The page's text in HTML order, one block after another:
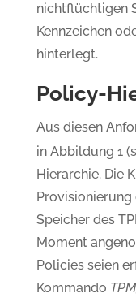
nichtflüchtigen
Kennzeichen
hinterlegt.
Policy-
Aus diesen
in Abbildung 1
Hierarchie. Die
Speicher des
Moment
Policies seien
Kommando